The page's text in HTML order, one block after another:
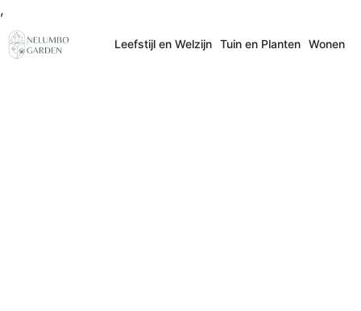
,
naar
de
Leefstijl en Welzijn Tuin en Planten Wonen